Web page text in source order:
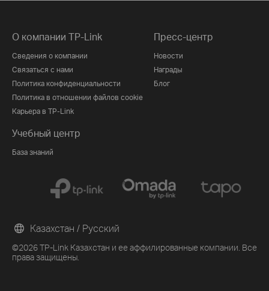
О компании TP-Link
Сведения о компании
Связаться с нами
Политика конфиденциальности
Политика в отношении файлов cookie
Карьера в TP-Link
Пресс-центр
Новости
Награды
Блог
Учебный центр
База знаний
©2026 TP-Link Казахстан и ее аффилированные компании. Все
права защищены.
Казахстан / Русский